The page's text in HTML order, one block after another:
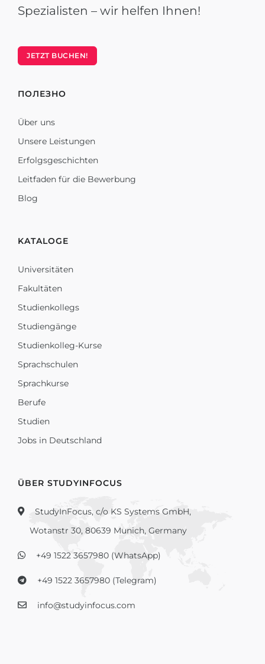
Spezialisten – wir helfen Ihnen!
JETZT BUCHEN!
ПОЛЕЗНО
Über uns
Unsere Leistungen
Erfolgsgeschichten
Leitfaden für die Bewerbung
Blog
KATALOGE
Universitäten
Fakultäten
Studienkollegs
Studiengänge
Studienkolleg-Kurse
Sprachschulen
Sprachkurse
Berufe
Studien
Jobs in Deutschland
ÜBER STUDYINFOCUS
StudyInFocus, c/o KS Systems GmbH,
Wotanstr 30, 80639 Munich, Germany
+49 1522 3657980 (WhatsApp)
+49 1522 3657980 (Telegram)
info@studyinfocus.com